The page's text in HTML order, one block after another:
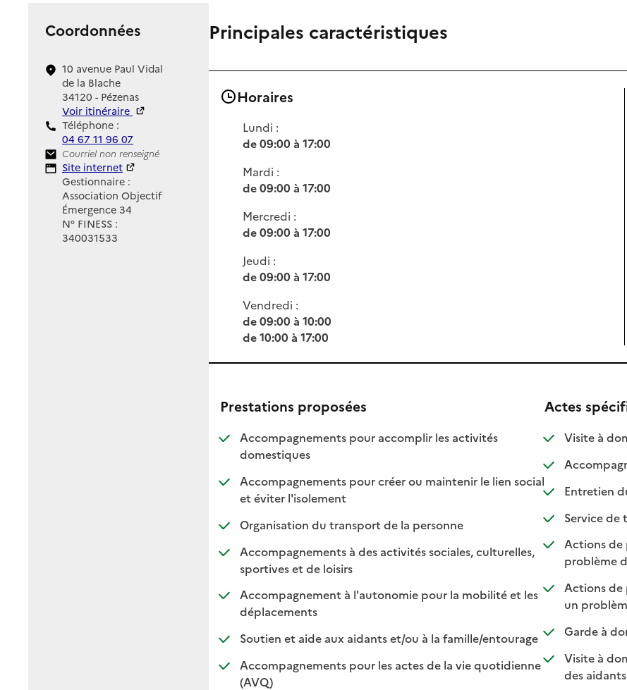
Coordonnées
10 avenue Paul Vidal
de la Blache
34120 - Pézenas
Voir itinéraire
Téléphone :
04 67 11 96 07
Contact
Courriel non renseigné
Site Internet
Site internet
Gestionnaire :
Association Objectif
Émergence 34
N° FINESS :
340031533
Principales caractéristiques
Horaires
Lundi :
de 09:00 à 17:00
Mardi :
de 09:00 à 17:00
Mercredi :
de 09:00 à 17:00
Jeudi :
de 09:00 à 17:00
Vendredi :
de 09:00 à 10:00
de 10:00 à 17:00
Prestations proposées
Accompagnements pour accomplir les activités
domestiques: disponible
: non disponible
Accompagnements pour créer ou maintenir le lien social
et éviter l'isolement: disponible
: non disponible
Organisation du transport de la personne: disponible
: non disponible
Accompagnements à des activités sociales, culturelles,
sportives et de loisirs: disponible
: non disponible
Accompagnement à l'autonomie pour la mobilité et les
déplacements: disponible
: non disponible
Soutien et aide aux aidants et/ou à la famille/entourage: disponible
: non disponible
Accompagnements pour les actes de la vie quotidienne
(AVQ)
: disponible
: non disponible
Actes
Visite à
Entretien
Service de
Actions de
problème
Actions de
un
Garde à
Visite à
des aidants
:
: